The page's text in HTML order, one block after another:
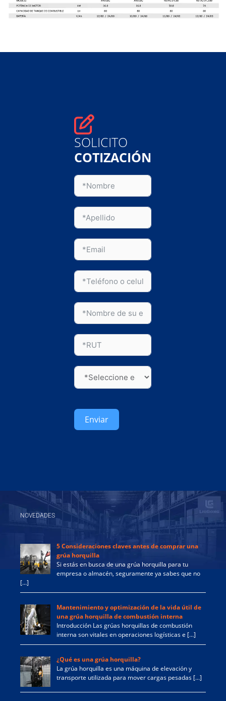
SOLICITO
COTIZACIÓN
Enviar
NOVEDADES
5 Consideraciones claves antes de comprar una
grúa horquilla
Si estás en busca de una grúa horquilla para tu
empresa o almacén, seguramente ya sabes que no
[…]
Mantenimiento y optimización de la vida útil de
una grúa horquilla de combustión interna
Introducción Las grúas horquillas de combustión
interna son vitales en operaciones logísticas e […]
¿Qué es una grúa horquilla?
La grúa horquilla es una máquina de elevación y
transporte utilizada para mover cargas pesadas […]